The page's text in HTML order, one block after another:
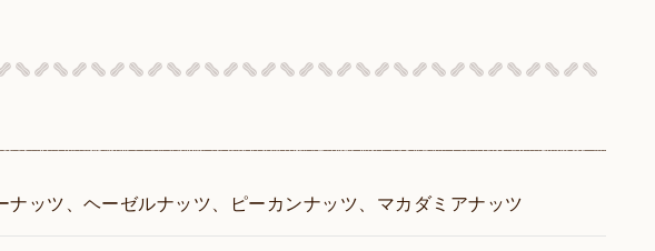
ッツ、ヘーゼルナッツ、ピーカンナッツ、マカダミアナッツ